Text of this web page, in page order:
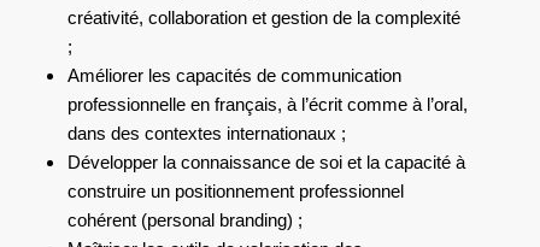
créativité, collaboration et gestion de la complexité
;
Améliorer les capacités de communication
professionnelle en français, à l’écrit comme à l’oral,
dans des contextes internationaux ;
Développer la connaissance de soi et la capacité à
construire un positionnement professionnel
cohérent (personal branding) ;